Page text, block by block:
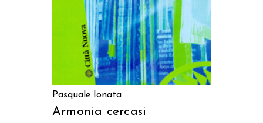
Pasquale Ionata
Armonia cercasi